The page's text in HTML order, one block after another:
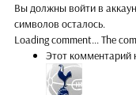
Вы должны войти в
символов осталось.
Loading comment...The
Этот комментарий